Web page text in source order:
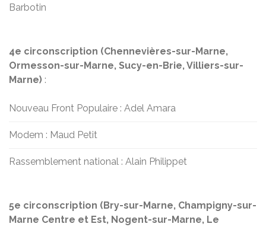
Barbotin
4e circonscription (Chennevières-sur-Marne,
Ormesson-sur-Marne, Sucy-en-Brie, Villiers-sur-
Marne) :
Nouveau Front Populaire : Adel Amara
Modem : Maud Petit
Rassemblement national : Alain Philippet
5e circonscription (Bry-sur-Marne, Champigny-sur-
Marne Centre et Est, Nogent-sur-Marne, Le